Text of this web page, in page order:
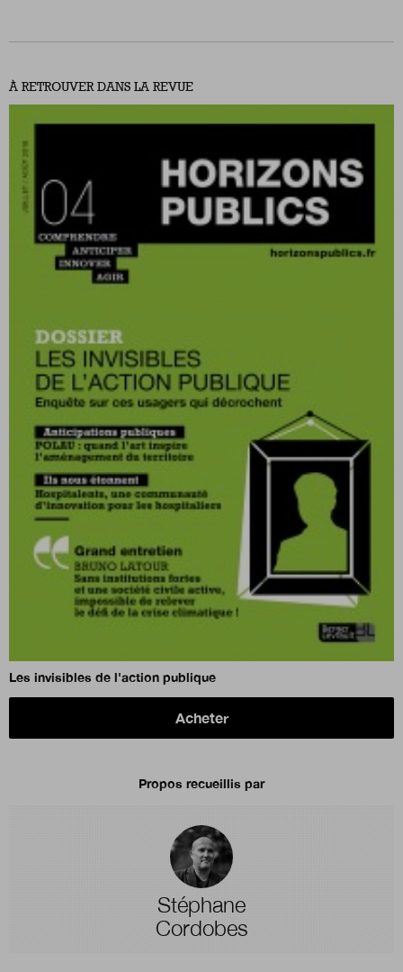
À RETROUVER DANS LA REVUE
Les invisibles de l'action publique
Acheter
Propos recueillis par
Stéphane
Cordobes